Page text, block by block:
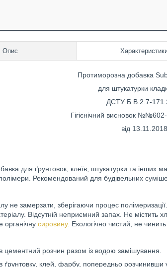
Опис
Протиморозна добавка
для штукатурки
ДСТУ Б В.2.7-
Гігієнічний висновок
від 13.11.2018
для ґрунтовок, клеїв, штукатурки та інших
полімери. Рекомендований для будівельних
не замерзати, зберігаючи процес
Відсутній неприємний запах. Не містить
органічну сировину. Екологічно чистий, не
цементний розчин разом із водою замішування.
ґрунтовку, клей, фарбу, попередньо розчинивши у